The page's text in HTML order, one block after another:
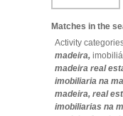
Matches in the
Activity
madeira,
madeira real
imobiliaria na
madeira, real
imobiliarias na